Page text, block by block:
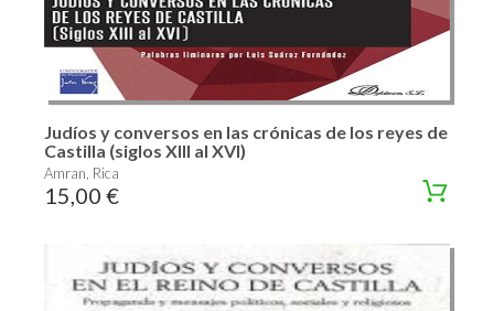
Judíos y conversos en las crónicas de los reyes de
Castilla (siglos XIII al XVI)
Amran, Rica
15,00 €